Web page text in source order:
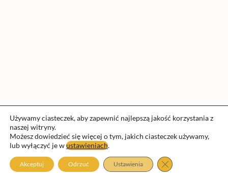
Prawa autorskie © 2026 Fundacja nauka przygoda | Obsługiwane
przezMotyw Astra WordPress
Używamy ciasteczek, aby zapewnić najlepszą jakość korzystania z
naszej witryny.
Możesz dowiedzieć się więcej o tym, jakich ciasteczek używamy,
lub wyłączyć je wustawieniach.
Akceptuj Odrzuć Ustawienia Zamknij panel